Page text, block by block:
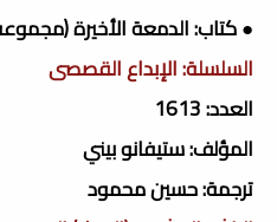
● كتاب: الدمعة الأخيرة
السلسلة: الإبداع القصصى
العدد: 1613
المؤلف: ستيفانو بيني
ترجمة: حسين محمود